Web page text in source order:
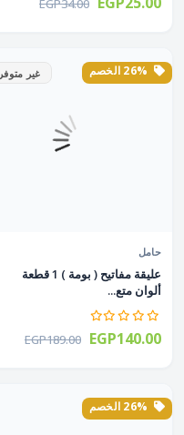
EGP34.00
غير متوفر
حامل
عليقة مفاتيح ( بومة ) 1 قطعة
ألوان متع...
EGP189.00 EGP140.00